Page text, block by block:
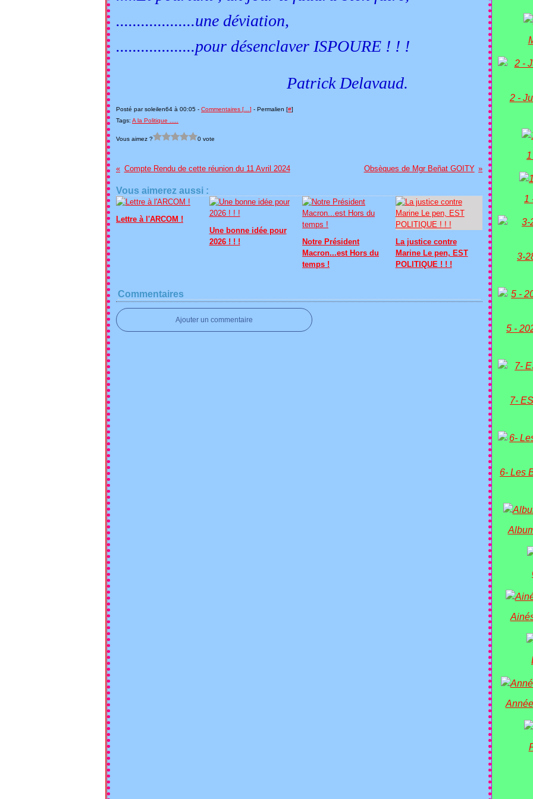
...................une déviation,
...................pour désenclaver ISPOURE ! ! !
Patrick Delavaud.
Posté par soleilen64 à 00:05 - Commentaires [ ] - Permalien [#]
Tags: A la Politique .....
Vous aimez ? 0 vote
Compte Rendu de cette réunion du 11 Avril 2024 Obsèques de Mgr Beñat GOITY
Vous aimerez aussi :
Lettre à l'ARCOM !
Une bonne idée pour
2026 ! ! !
Notre Président
Macron...est Hors du
temps !
La justice contre
Marine Le pen, EST
POLITIQUE ! ! !
Commentaires
Ajouter un commentaire
2 -
1
3-
5 -
7-
6- Les